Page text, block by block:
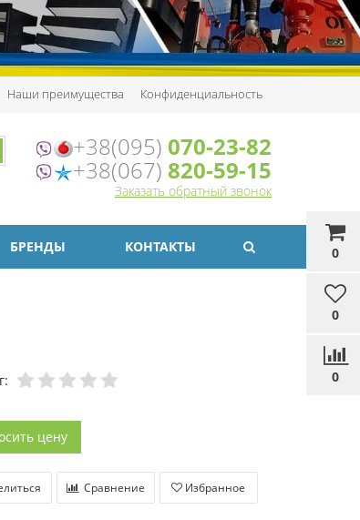
Наши преимущества Конфиденциальность
0
0
0
+38(095) 070-23-82
+38(067) 820-59-15
Заказать обратный звонок
БРЕНДЫ КОНТАКТЫ
цену
Сравнение Избранное